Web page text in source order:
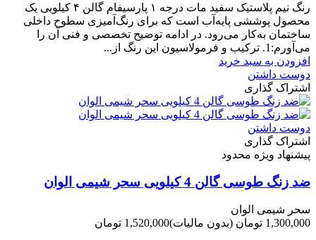
رنگ نیم‌ پلاستیک سفید مات درجه ۱ پارسیفام گالن ۴ کیلویی یک
محصول پوششی پایه‌آب است که برای رنگ‌آمیزی سطوح داخلی
ساختمان به‌کار می‌رود. در ادامه توضیح تخصصی و فنی آن را
می‌آورم:1. ترکیب و فرمولاسیون این رنگ از...
افزودن به سبد خرید
دوست داشتن
اشتراک گذاری
دوست داشتن
اشتراک گذاری
پیشنهاد ویژه محدود
ضد زنگ طوسی گالن 4 کیلویی سحر شیمی الوان
سحر شیمی الوان
1,300,000 تومان
(بدون مالیات)1,520,000 تومان